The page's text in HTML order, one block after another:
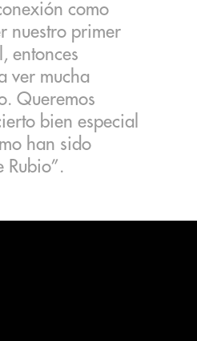
como
nuestro primer
entonces
ver mucha
Queremos
bien especial
han sido
Rubio”.